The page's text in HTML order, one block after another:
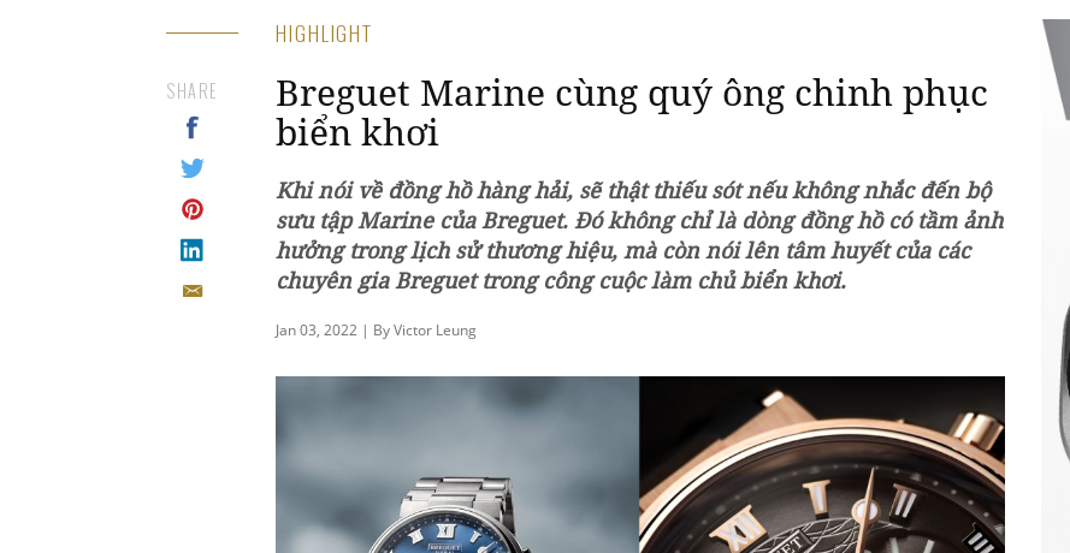
HIGHLIGHT
Breguet Marine cùng quý ông chinh phục
biển khơi
Khi nói về đồng hồ hàng hải, sẽ thật thiếu sót nếu không nhắc đến bộ
sưu tập Marine của Breguet. Đó không chỉ là dòng đồng hồ có tầm ảnh
hưởng trong lịch sử thương hiệu, mà còn nói lên tâm huyết của các
chuyên gia Breguet trong công cuộc làm chủ biển khơi.
Jan 03, 2022 | By Victor Leung
SHARE